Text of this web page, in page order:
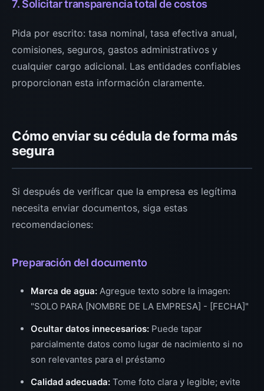
7. Solicitar transparencia total de costos
Pida por escrito: tasa nominal, tasa efectiva anual,
comisiones, seguros, gastos administrativos y
cualquier cargo adicional. Las entidades confiables
proporcionan esta información claramente.
Cómo enviar su cédula de forma más
segura
Si después de verificar que la empresa es legítima
necesita enviar documentos, siga estas
recomendaciones:
Preparación del documento
Marca de agua: Agregue texto sobre la imagen:
"SOLO PARA [NOMBRE DE LA EMPRESA] - [FECHA]"
Ocultar datos innecesarios: Puede tapar
parcialmente datos como lugar de nacimiento si no
son relevantes para el préstamo
Calidad adecuada: Tome foto clara y legible; evite